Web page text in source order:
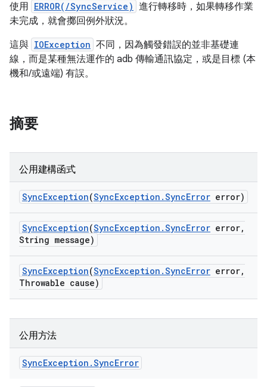
使用 ERROR(/SyncService) 進行轉移時，如果轉移作業
未完成，就會擲回例外狀況。
這與 IOException 不同，因為觸發錯誤的並非基礎連
線，而是某種無法運作的 adb 傳輸通訊協定，或是目標 (本
機和/或遠端) 有誤。
摘要
公用建構函式
SyncException(SyncException .SyncError error)
SyncException(SyncException .SyncError error,
String message)
SyncException(SyncException .SyncError error,
Throwable cause)
公用方法
SyncException .SyncError